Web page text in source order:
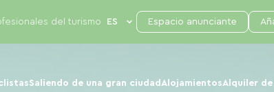
Saliendo de una gran ciudad AlojamientosAlquiler
del turismo Espacio anunciante